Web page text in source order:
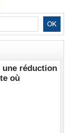
une réduction
où